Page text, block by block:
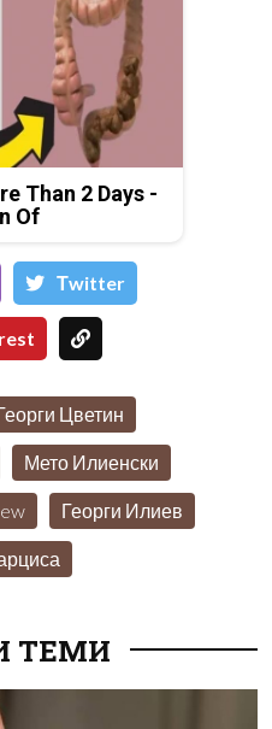
Than 2 Days -
Of
Тwitter
Цветин
Мето Илиенски
Георги Илиев
ТЕМИ